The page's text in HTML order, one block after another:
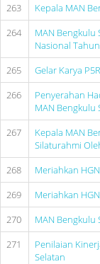
263
Kepala MAN
264
MAN Bengkulu
Nasional
265
Gelar Karya
266
Penyerahan
MAN Bengkulu
267
Kepala MAN
Silaturahmi
268
Meriahkan
269
Meriahkan
270
MAN Bengkulu
271
Penilaian
Selatan